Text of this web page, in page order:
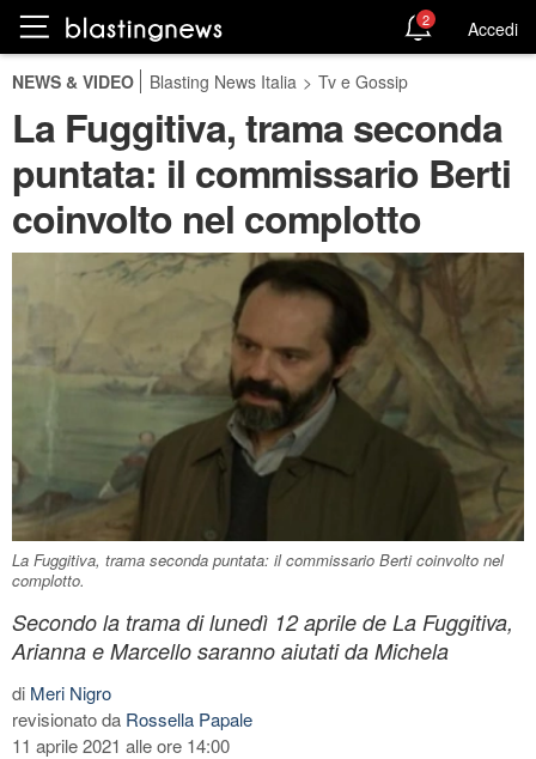
2 Accedi
NEWS & VIDEO Blasting News Italia > Tv e Gossip
La Fuggitiva, trama seconda
puntata: il commissario Berti
coinvolto nel complotto
La Fuggitiva, trama seconda puntata: il commissario Berti coinvolto nel
complotto.
Secondo la trama di lunedì 12 aprile de La Fuggitiva,
Arianna e Marcello saranno aiutati da Michela
di Meri Nigro
revisionato da Rossella Papale
11 aprile 2021 alle ore 14:00